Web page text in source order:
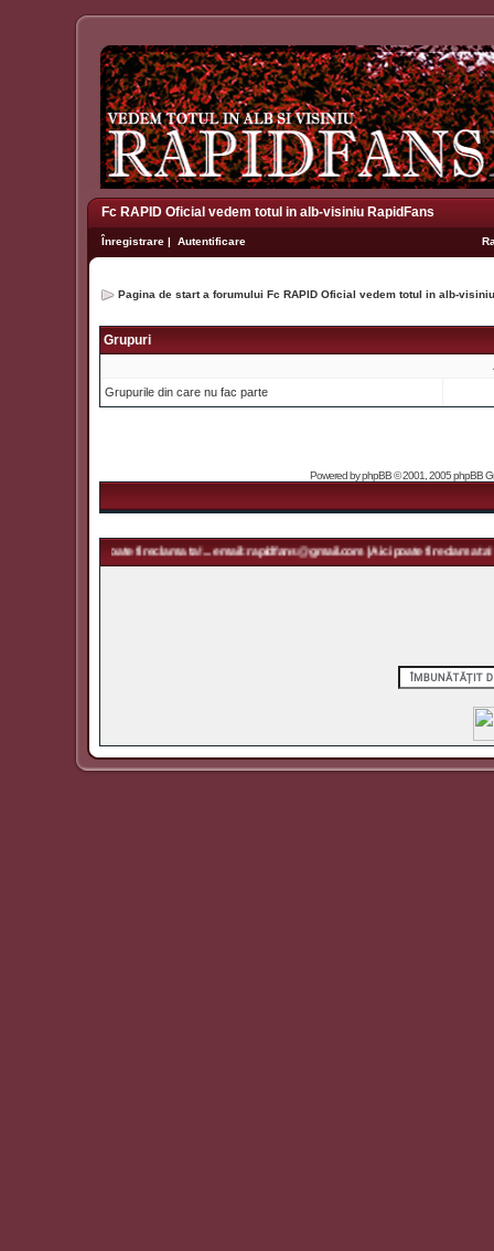
Fc RAPID Oficial vedem totul in alb-visiniu RapidFans
Înregistrare | Autentificare
Pagina de start a forumului Fc RAPID Oficial vedem totul in alb-
Grupuri
Grupurile din care nu fac parte
Powered byphpBB© 2001, 2005 phpBB
| Aici poate fi reclama ta! ... email: rapidfans@gmail.com | Aici poate fi reclama ta! ...